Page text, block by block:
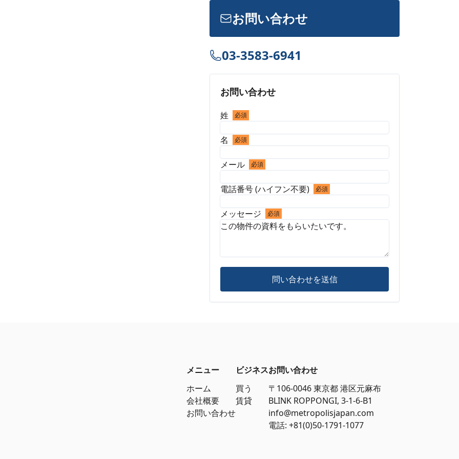
お問い合わせ
03-3583-6941
お問い合わせ
姓 必須
名 必須
メール 必須
電話番号 (ハイフン不要) 必須
メッセージ 必須
問い合わせを送信
メニュー
ホーム
会社概要
お問い合わせ
ビジネス
買う
賃貸
お問い合わせ
〒106-0046 東京都 港区元麻布
BLINK ROPPONGI, 3-1-6-B1
info@metropolisjapan.com
電話: +81(0)50-1791-1077